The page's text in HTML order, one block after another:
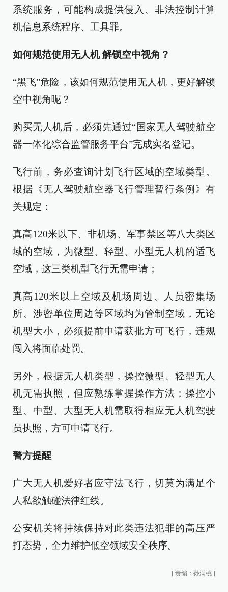
系统服务，可能构成提供侵入、非法控制计算
机信息系统程序、工具罪。
如何规范使用无人机 解锁空中视角？
“黑飞”危险，该如何规范使用无人机，更好解锁
空中视角呢？
购买无人机后，必须先通过“国家无人驾驶航空
器一体化综合监管服务平台”完成实名登记。
飞行前，务必查询计划飞行区域的空域类型。
根据《无人驾驶航空器飞行管理暂行条例》有
关规定：
真高120米以下、非机场、军事禁区等八大类区
域的空域，为微型、轻型、小型无人机的适飞
空域，这三类机型飞行无需申请；
真高120米以上空域及机场周边、人员密集场
所、涉密单位周边等区域均为管制空域，无论
机型大小，必须提前申请获批方可飞行，违规
闯入将面临处罚。
另外，根据无人机类型，操控微型、轻型无人
机无需执照，但应熟练掌握操作方法；操控小
型、中型、大型无人机需取得相应无人机驾驶
员执照，方可申请飞行。
警方提醒
广大无人机爱好者应守法飞行，切莫为满足个
人私欲触碰法律红线。
公安机关将持续保持对此类违法犯罪的高压严
打态势，全力维护低空领域安全秩序。
[ 责编：孙满桃 ]